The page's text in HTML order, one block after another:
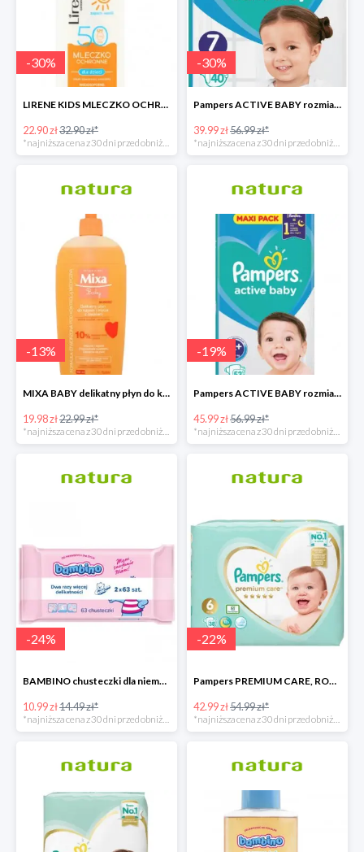
-30%
LIRENE KIDS MLECZKO OCHRONNE DLA DZIECI SPF 50
22.90 zł32.90 zł*
*najniższa cena z 30 dni przed obniżką
-30%
Pampers ACTIVE BABY rozmiar 7 - 17zł
39.99 zł56.99 zł*
*najniższa cena z 30 dni przed obniżką
-13%
MIXA BABY delikatny płyn do kąpieli i mycia z olejkiem 400 ML
19.98 zł22.99 zł*
-19%
Pampers ACTIVE BABY rozmiar 4+, 53 pieluszki, 10-15 kg
45.99 zł56.99 zł*
-24%
BAMBINO chusteczki dla niemowląt 2 X 63 sztuki
10.99 zł14.49 zł*
*najniższa cena z 30 dni przed obniżką
-22%
Pampers PREMIUM CARE, ROZMIAR 6, 38 pieluszek, 13KG+
42.99 zł54.99 zł*
*najniższa cena z 30 dni przed obniżką